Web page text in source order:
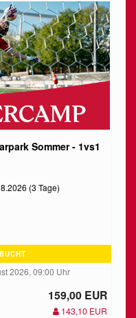
Sommer - 1vs1
(3 Tage)
2026, 09:00 Uhr
159,00 EUR
143,10 EUR